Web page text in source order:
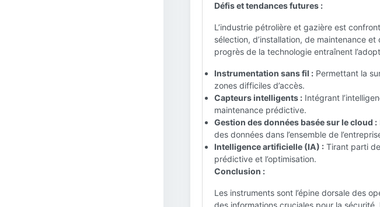
Défis et tendances futures :
L’industrie pétrolière et gazière est
sélection, d’installation, de maintenance
progrès de la technologie entraînent
Instrumentation sans fil : Permettant la
zones difficiles d’accès.
Capteurs intelligents : Intégrant
maintenance prédictive.
Gestion des données basée sur le cloud :
des données dans l’ensemble de
Intelligence artificielle (IA) : Tirant parti
prédictive et l’optimisation.
Conclusion :
Les instruments sont l’épine dorsale des
des informations cruciales pour la